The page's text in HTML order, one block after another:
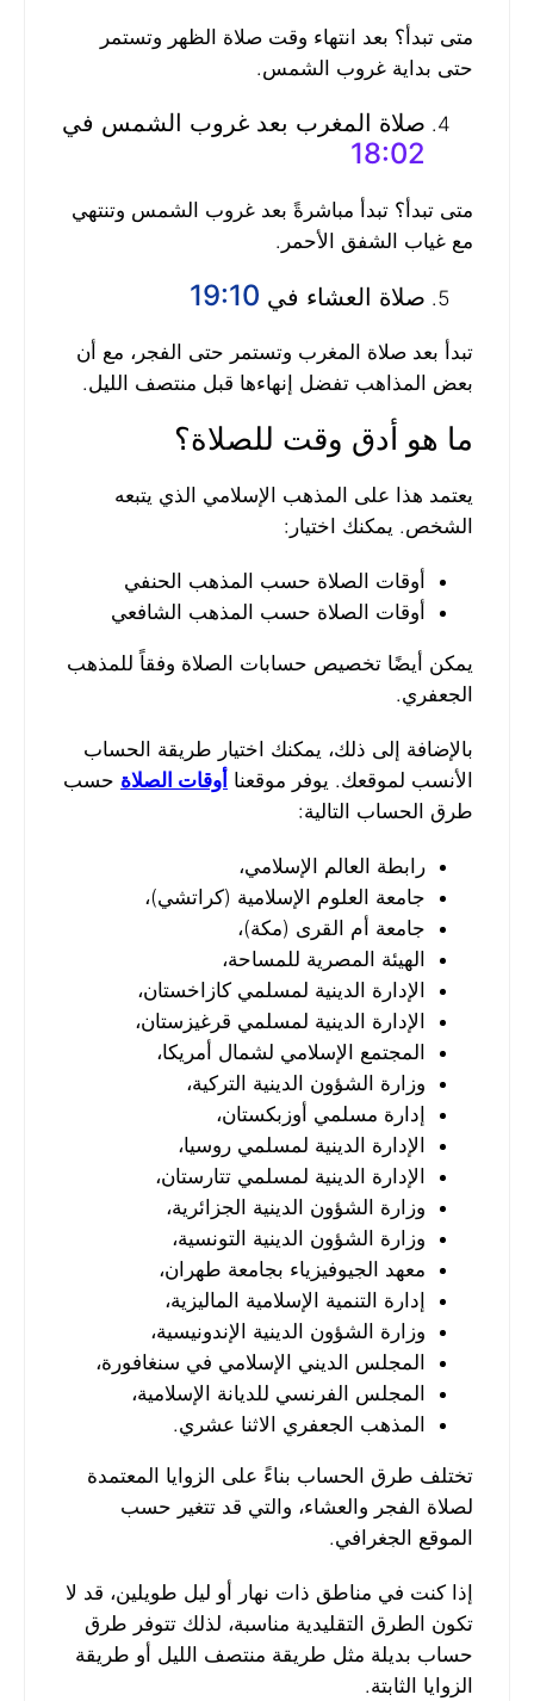
متى تبدأ؟ بعد انتهاء وقت صلاة الظهر وتستمر
حتى بداية غروب الشمس.
صلاة المغرب بعد غروب الشمس في
18:02
متى تبدأ؟ تبدأ مباشرةً بعد غروب الشمس وتنتهي
مع غياب الشفق الأحمر.
صلاة العشاء في 19:10
تبدأ بعد صلاة المغرب وتستمر حتى الفجر، مع أن
بعض المذاهب تفضل إنهاءها قبل منتصف الليل.
ما هو أدق وقت للصلاة؟
يعتمد هذا على المذهب الإسلامي الذي يتبعه
الشخص. يمكنك اختيار:
أوقات الصلاة حسب المذهب الحنفي
أوقات الصلاة حسب المذهب الشافعي
يمكن أيضًا تخصيص حسابات الصلاة وفقاً للمذهب
الجعفري.
بالإضافة إلى ذلك، يمكنك اختيار طريقة الحساب
الأنسب لموقعك. يوفر موقعنا أوقات الصلاة حسب
طرق الحساب التالية:
رابطة العالم الإسلامي،
جامعة العلوم الإسلامية (كراتشي)،
جامعة أم القرى (مكة)،
الهيئة المصرية للمساحة،
الإدارة الدينية لمسلمي كازاخستان،
الإدارة الدينية لمسلمي قرغيزستان،
المجتمع الإسلامي لشمال أمريكا،
وزارة الشؤون الدينية التركية،
إدارة مسلمي أوزبكستان،
الإدارة الدينية لمسلمي روسيا،
الإدارة الدينية لمسلمي تتارستان،
وزارة الشؤون الدينية الجزائرية،
وزارة الشؤون الدينية التونسية،
معهد الجيوفيزياء بجامعة طهران،
إدارة التنمية الإسلامية الماليزية،
وزارة الشؤون الدينية الإندونيسية،
المجلس الديني الإسلامي في سنغافورة،
المجلس الفرنسي للديانة الإسلامية،
المذهب الجعفري الاثنا عشري.
تختلف طرق الحساب بناءً على الزوايا المعتمدة
لصلاة الفجر والعشاء، والتي قد تتغير حسب
الموقع الجغرافي.
إذا كنت في مناطق ذات نهار أو ليل طويلين، قد لا
تكون الطرق التقليدية مناسبة، لذلك تتوفر طرق
حساب بديلة مثل طريقة منتصف الليل أو طريقة
الزوايا الثابتة.